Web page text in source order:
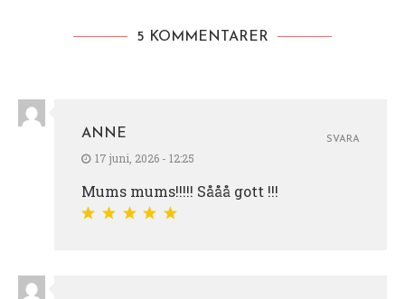
5 KOMMENTARER
ANNE
17 juni, 2026 - 12:25
Mums mums!!!!! Sååå gott !!!
SVARA